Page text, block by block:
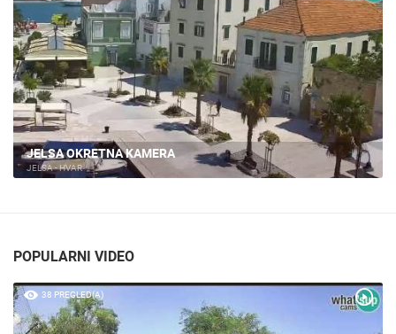
UŽIVO
HVAR, IVAN DOLAC PLAŽA
38 PREGLED(A)